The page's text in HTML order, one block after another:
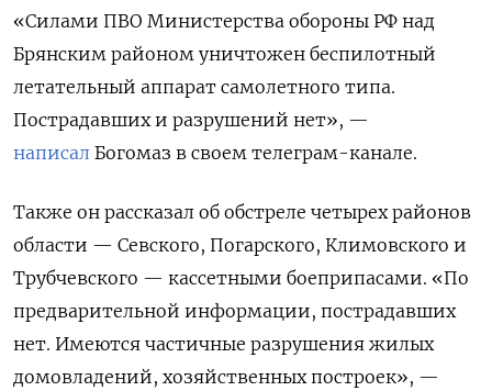
«Силами ПВО Министерства обороны РФ над
Брянским районом уничтожен беспилотный
летательный аппарат самолетного типа.
Пострадавших и разрушений нет», —
написал Богомаз в своем телеграм-канале.
Также он рассказал об обстреле четырех районов
области — Севского, Погарского, Климовского и
Трубчевского — кассетными боеприпасами. «По
предварительной информации, пострадавших
нет. Имеются частичные разрушения жилых
домовладений, хозяйственных построек», —